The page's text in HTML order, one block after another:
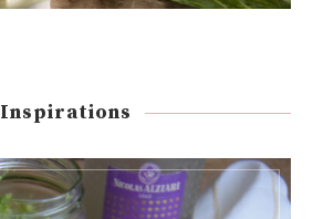
Inspirations